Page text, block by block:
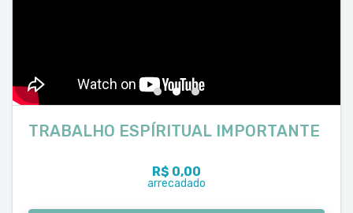
TRABALHO ESPÍRITUAL IMPORTANTE
R$ 0,00
arrecadado